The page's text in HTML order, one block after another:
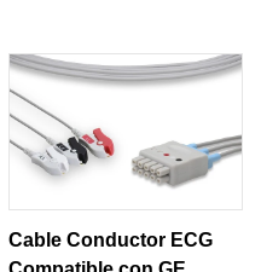
Cable Conductor ECG